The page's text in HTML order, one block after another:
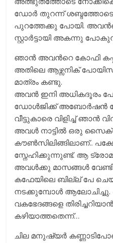
ഡോര്‍ തുറന്ന് ശബ്ദത്തോടെ
പുറത്തേക്കു പോയി.
സ്റ്റാര്‍ട്ടായി അകന്നു
ഞാന്‍ അവന്‍റെ കോഫി
അതിലെ ആഴ്സനിക്
മാത്രം കണ്ടു.
അവന്‍ ഇനി അധികദൂരം
ഡോള്‍ജിക്ക് അബോര്‍ഷന്‍
വീട്ടുകാരെ വിളിച്ച് ഞാന്‍
അവള്‍ നാട്ടില്‍ ഒരു
കൗണ്‍സിലിങ്ങിലാണ്..
സ്നേഹിക്കുന്നുണ്ട്. ആ
അവള്‍ക്കു മാസങ്ങള്‍ വേണ്ടി
കഫേയിലെ ബില്ല് പേ
നടക്കുമ്പോള്‍
വകഭേദങ്ങളെ
കഴിയാത്തതെന്ന്…
ചില മനുഷ്യർ